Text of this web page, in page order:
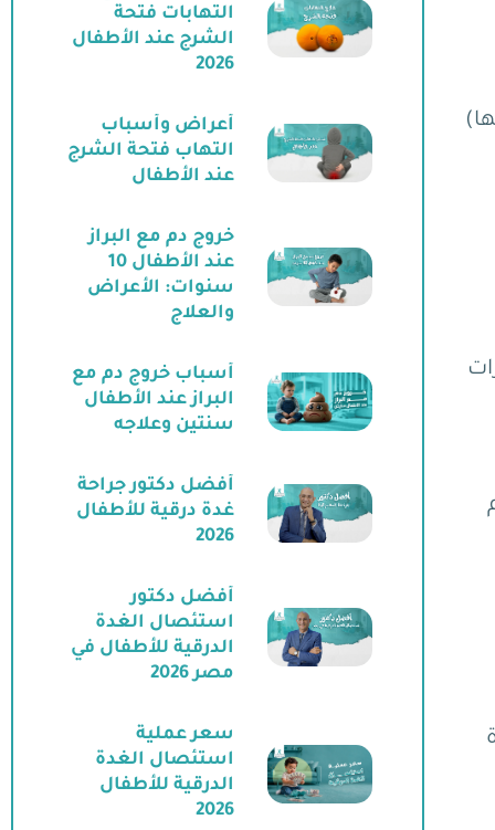
التهابات فتحة
الشرج عند الأطفال
2026
أعراض وأسباب
التهاب فتحة الشرج
عند الأطفال
خروج دم مع البراز
عند الأطفال 10
سنوات: الأعراض
والعلاج
أسباب خروج دم مع
البراز عند الأطفال
سنتين وعلاجه
أفضل دكتور جراحة
غدة درقية للأطفال
2026
أفضل دكتور
استئصال الغدة
الدرقية للأطفال في
مصر 2026
سعر عملية
استئصال الغدة
الدرقية للأطفال
2026